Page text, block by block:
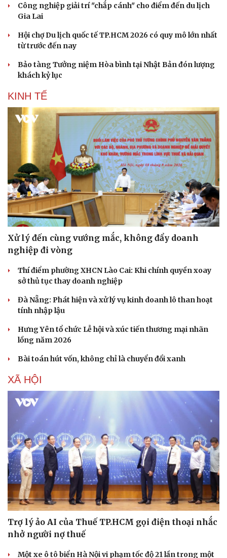
Văn hóa
Sân khấu - Điện ảnh
Văn học
Âm nhạc
Di sản
Giải trí
Nghệ sĩ
Thời trang
Sao Việt
Công nghiệp giải trí "chắp cánh" cho điểm đến du lịch
Gia Lai
Hội chợ Du lịch quốc tế TP.HCM 2026 có quy mô lớn nhất
từ trước đến nay
Bảo tàng Tưởng niệm Hòa bình tại Nhật Bản đón lượng
khách kỷ lục
KINH TẾ
Xử lý đến cùng vướng mắc, không đẩy doanh
nghiệp đi vòng
Thí điểm phường XHCN Lào Cai: Khi chính quyền xoay
sở thủ tục thay doanh nghiệp
Đà Nẵng: Phát hiện và xử lý vụ kinh doanh lô than hoạt
tính nhập lậu
Hưng Yên tổ chức Lễ hội và xúc tiến thương mại nhãn
lồng năm 2026
Bài toán hút vốn, không chỉ là chuyển đổi xanh
XÃ HỘI
Trợ lý ảo AI của Thuế TP.HCM gọi điện thoại nhắc
nhở người nợ thuế
Một xe ô tô biển Hà Nội vi phạm tốc độ 21 lần trong một